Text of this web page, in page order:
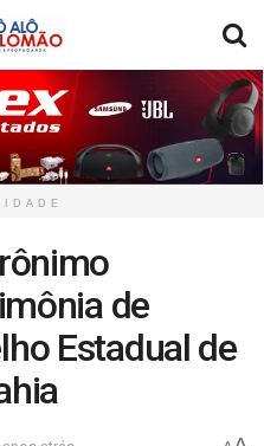
de
Estadual de